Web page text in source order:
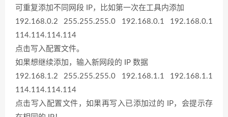
可重复添加不同网段 IP，比如第一次在工具内添加
192.168.0.2 255.255.255.0 192.168.0.1 192.168.0.1
114.114.114.114
点击写入配置文件。
如果想继续添加，输入新网段的 IP 数据
192.168.1.2 255.255.255.0 192.168.1.1 192.168.1.1
114.114.114.114
点击写入配置文件，如果再写入已添加过的 IP，会提示存